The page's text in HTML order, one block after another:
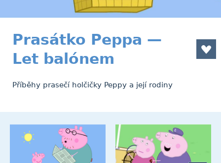
Prasátko Peppa —
Let balónem
Příběhy prasečí holčičky Peppy a její rodiny